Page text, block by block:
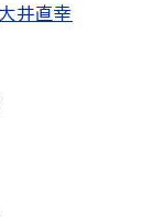
井直幸